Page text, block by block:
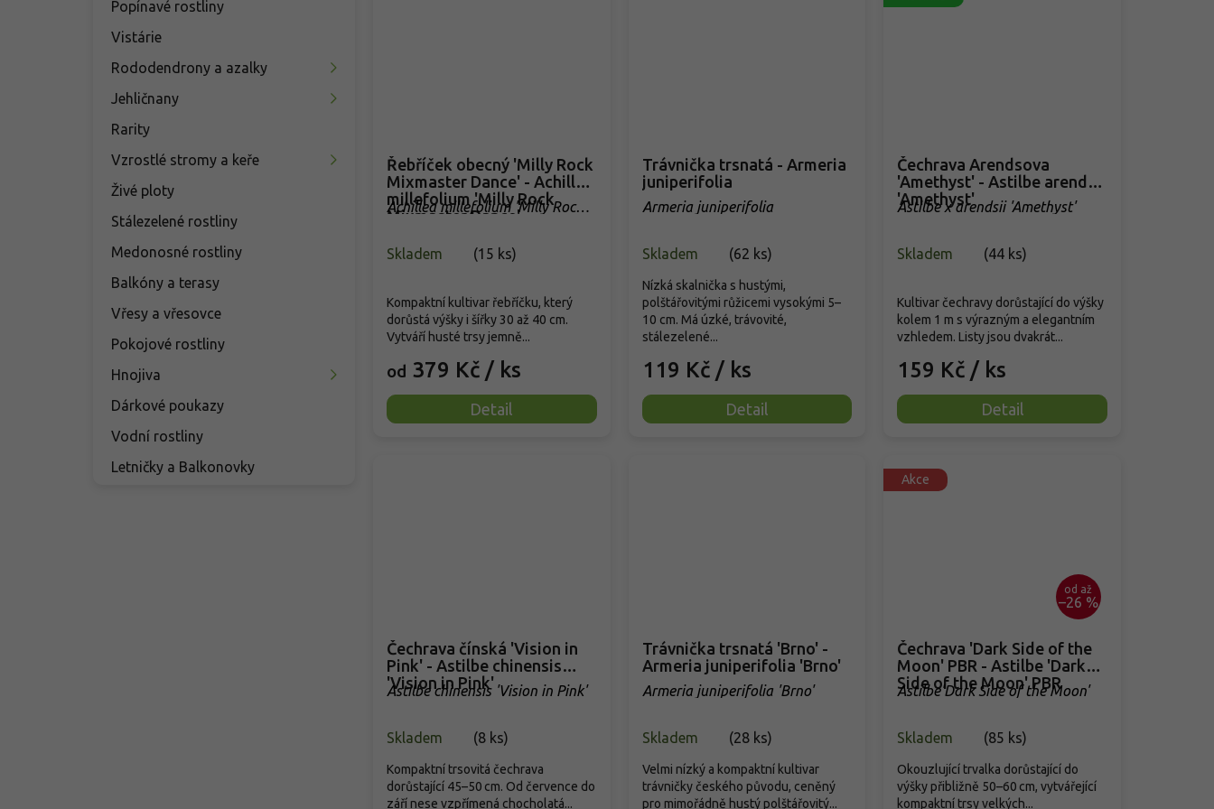
Popínavé rostliny
Vistárie
Rododendrony a azalky
Jehličnany
Rarity
Vzrostlé stromy a keře
Živé ploty
Stálezelené rostliny
Medonosné rostliny
Balkóny a terasy
Vřesy a vřesovce
Pokojové rostliny
Hnojiva
Dárkové poukazy
Vodní rostliny
Letničky a Balkonovky
Řebříček obecný 'Milly Rock
Mixmaster Dance' - Achillea
millefolium 'Milly Rock
Mixmaster Dance'
Achillea millefolium 'Milly Rock
Skladem
(15 ks)
od 379 Kč / ks
Detail
Kompaktní kultivar řebříčku, který
dorůstá výšky i šířky 30 až 40 cm.
Vytváří husté trsy jemně...
Trávnička trsnatá - Armeria
juniperifolia
Armeria juniperifolia
Skladem (62 ks)
119 Kč / ks
Detail
Nízká skalnička s hustými,
polštářovitými růžicemi vysokými 5–
10 cm. Má úzké, trávovité,
stálezelené...
Čechrava Arendsova
'Amethyst' - Astilbe arendsii
'Amethyst'
Astilbe x arendsii 'Amethyst'
Skladem (44 ks)
159 Kč / ks
Detail
Kultivar čechravy dorůstající do výšky
kolem 1 m s výrazným a elegantním
vzhledem. Listy jsou dvakrát...
Čechrava čínská 'Vision in
Pink' - Astilbe chinensis
'Vision in Pink'
Astilbe chinensis 'Vision in Pink'
Skladem (8 ks)
Kompaktní trsovitá čechrava
dorůstající 45–50 cm. Od července do
září nese vzpřímená chocholatá...
Trávnička trsnatá 'Brno' -
Armeria juniperifolia 'Brno'
Armeria juniperifolia 'Brno'
Skladem (28 ks)
Velmi nízký a kompaktní kultivar
trávničky českého původu, ceněný
pro mimořádně hustý polštářovitý...
Akce
od až
–26 %
Čechrava 'Dark Side of the
Moon' PBR - Astilbe 'Dark
Side of the Moon' PBR
Astilbe'Dark Side of the Moon'
Skladem (85 ks)
Okouzlující trvalka dorůstající do
výšky přibližně 50–60 cm, vytvářející
kompaktní trsy velkých...